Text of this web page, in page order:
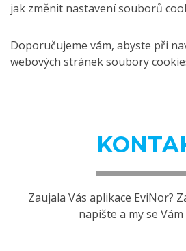
jak změnit nastavení souborů
Doporučujeme vám, abyste při
webových stránek soubory
Zaujala Vás aplikace EviNor?
napište a my se Vám